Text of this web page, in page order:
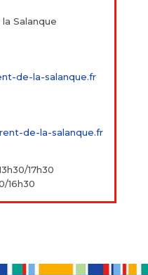
Salanque
de-la-salanque.fr
de-la-salanque.fr
17h30
16h30